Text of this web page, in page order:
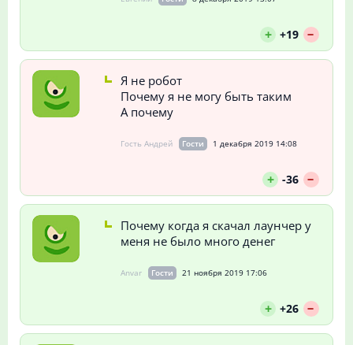
+ +19 --
Я не робот
Почему я не могу быть таким
А почему
Гость Андрей Гости 1 декабря 2019 14:08
+ -36 --
Почему когда я скачал лаунчер у
меня не было много денег
Anvar Гости 21 ноября 2019 17:06
+ +26 --